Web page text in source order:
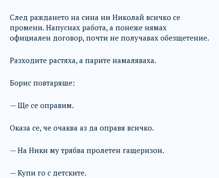
След раждането на сина ни Николай всичко се
промени. Напуснах работа, а понеже нямах
официален договор, почти не получавах обезщетение.
Разходите растяха, а парите намаляваха.
Борис повтаряше:
— Ще се оправим.
Оказа се, че очаква аз да оправя всичко.
— На Ники му трябва пролетен гащеризон.
— Купи го с детските.